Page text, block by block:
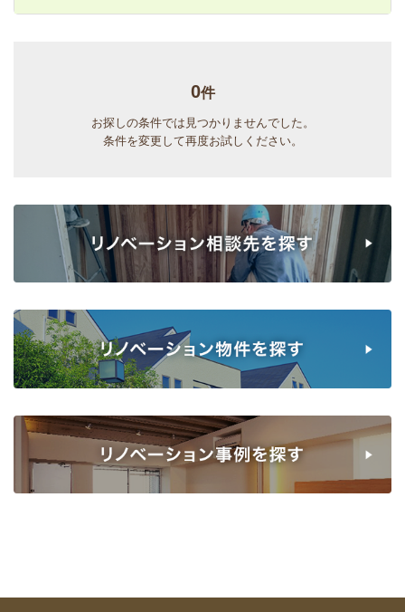
0件
お探しの条件では見つかりませんでした。
条件を変更して再度お試しください。